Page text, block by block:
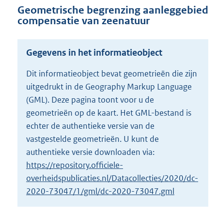
n
d
s
o
t
t
e
:
1
4
K
b
Geometrische begrenzing aanleggebied
compensatie van zeenatuur
Gegevens in het informatieobject
Dit informatieobject bevat geometrieën die zijn
uitgedrukt in de Geography Markup Language
(GML). Deze pagina toont voor u de
geometrieën op de kaart. Het GML-bestand is
echter de authentieke versie van de
vastgestelde geometrieën. U kunt de
authentieke versie downloaden via:
https://repository.officiele-
overheidspublicaties.nl/Datacollecties/2020/dc-
2020-73047/1/gml/dc-2020-73047.gml